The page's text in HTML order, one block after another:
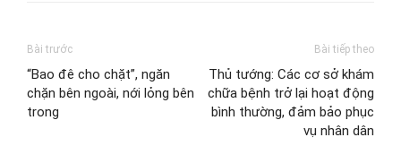
Bài trước
“Bao đê cho chặt”, ngăn
chặn bên ngoài, nới lỏng bên
trong
Bài tiếp theo
Thủ tướng: Các cơ sở khám
chữa bệnh trở lại hoạt động
bình thường, đảm bảo phục
vụ nhân dân